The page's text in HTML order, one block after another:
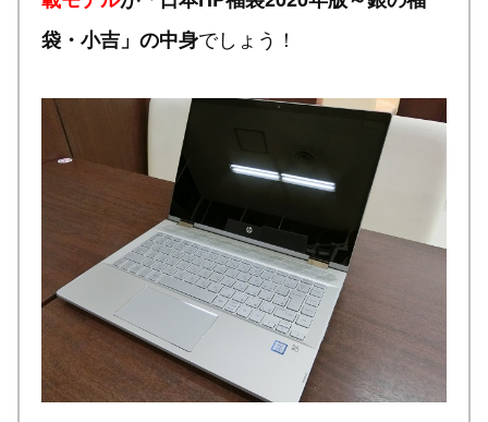
袋・小吉」の中身でしょう！